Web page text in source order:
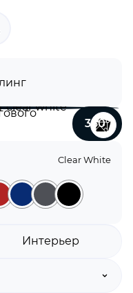
360°
Clear White
Интерьер